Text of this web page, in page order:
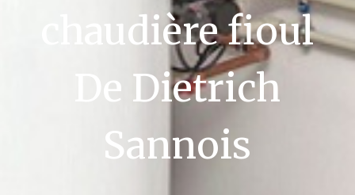
chaudière fioul
De Dietrich
Sannois